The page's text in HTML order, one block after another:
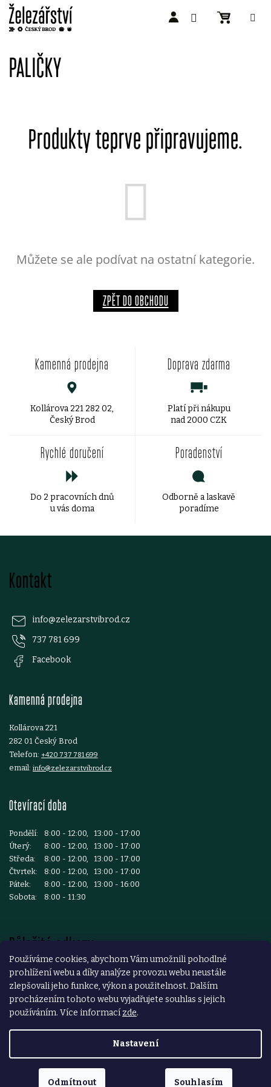
Používáme cookies, abychom Vám umožnili pohodlné
prohlížení webu a díky analýze provozu webu neustále
zlepšovali jeho funkce, výkon a použitelnost. Dalším
procházením tohoto webu vyjadřujete souhlas s jejich
používáním. Více informací zde.
Nastavení
Odmítnout Souhlasím
obsahPALIČKY
Produkty teprve připravujeme.
Můžete se ale podívat na ostatní kategorie.
ZPĚT DO OBCHODU
Kamenná prodejna
Kollárova 221 282 02,
Český Brod
Doprava zdarma
Platí při nákupu
nad 2000 CZK
Rychlé doručení
Do 2 pracovních dnů
u vás doma
Poradenství
Odborně a laskavě
poradíme
Kontakt
info@zelezarstvibrod.cz
737 781 699
Facebook
Kamenná prodejna
Kollárova 221
282 01 Český Brod
Telefon: +420 737 781 699
email: info@zelezarstvibrod.cz
Otevírací doba
Pondělí:
8:00 - 12:00, 13:00 - 17:00
Úterý:
8:00 - 12:00, 13:00 - 17:00
Středa:
8:00 - 12:00, 13:00 - 17:00
Čtvrtek:
8:00 - 12:00, 13:00 - 17:00
Pátek:
8:00 - 12:00, 13:00 - 16:00
Sobota:
8:00 - 11:30
Důležité odkazy
Reklamace a vrácení zboží
Obchodní podmínky
Podmínky ochrany osobních údajů